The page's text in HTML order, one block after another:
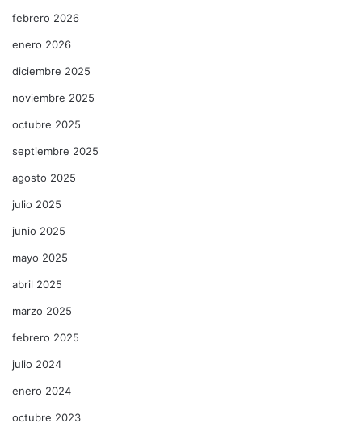
febrero 2026
enero 2026
diciembre 2025
noviembre 2025
octubre 2025
septiembre 2025
agosto 2025
julio 2025
junio 2025
mayo 2025
abril 2025
marzo 2025
febrero 2025
julio 2024
enero 2024
octubre 2023